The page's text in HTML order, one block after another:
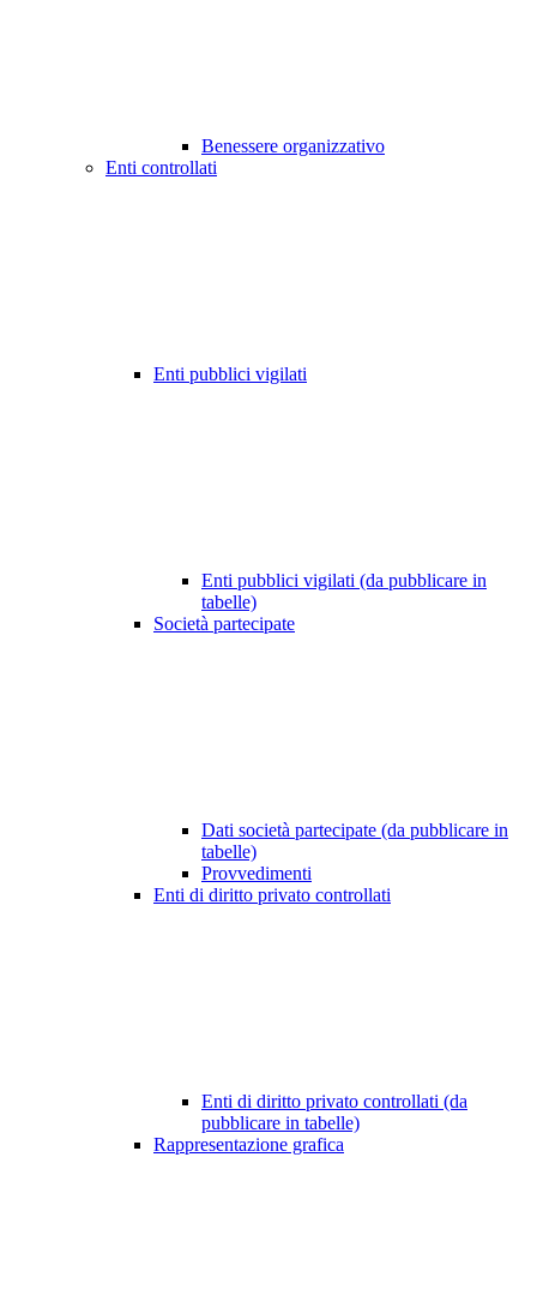
Benessere organizzativo
Enti controllati
Enti pubblici vigilati
Enti pubblici vigilati (da pubblicare in
tabelle)
Società partecipate
Dati società partecipate (da pubblicare in
tabelle)
Provvedimenti
Enti di diritto privato controllati
Enti di diritto privato controllati (da
pubblicare in tabelle)
Rappresentazione grafica